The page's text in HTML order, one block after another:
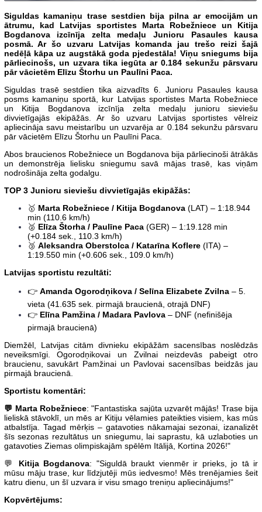
Siguldas kamaniņu trase sestdien bija pilna ar emocijām un
ātrumu, kad Latvijas sportistes Marta Robežniece un Kitija
Bogdanova izcīnīja zelta medaļu Junioru Pasaules kausa
posmā. Ar šo uzvaru Latvijas komanda jau trešo reizi šajā
nedēļā kāpa uz augstākā goda pjedestāla! Viņu sniegums bija
pārliecinošs, un uzvara tika iegūta ar 0.184 sekunžu pārsvaru
pār vācietēm Elīzu Štorhu un Paulīni Paca.
Siguldas trasē sestdien tika aizvadīts 6. Junioru Pasaules kausa
posms kamaniņu sportā, kur Latvijas sportistes Marta Robežniece
un Kitija Bogdanova izcīnīja zelta medaļu junioru sieviešu
divvietīgajās ekipāžās. Ar šo uzvaru Latvijas sportistes vēlreiz
apliecināja savu meistarību un uzvarēja ar 0.184 sekunžu pārsvaru
pār vācietēm Elīzu Štorhu un Paulīni Paca.
Abos braucienos Robežniece un Bogdanova bija pārliecinoši ātrākās
un demonstrēja lielisku sniegumu savā mājas trasē, kas viņām
nodrošināja zelta godalgu.
TOP 3 Junioru sieviešu divvietīgajās ekipāžās:
🥇 Marta Robežniece / Kitija Bogdanova(LAT) – 1:18.944
min (110.6 km/h)
🥈 Elīza Štorha / Paulīne Paca(GER) – 1:19.128 min
(+0.184 sek., 110.3 km/h)
🥉 Aleksandra Oberstolca / Katarīna Koflere(ITA) –
1:19.550 min (+0.606 sek., 109.0 km/h)
Latvijas sportistu rezultāti:
👉 Amanda Ogorodņikova / Selīna Elizabete Zvilna– 5.
vieta (41.635 sek. pirmajā braucienā, otrajā DNF)
👉 Elīna Pamžina / Madara Pavlova– DNF (nefinišēja
pirmajā braucienā)
Diemžēl, Latvijas citām divnieku ekipāžām sacensības noslēdzās
neveiksmīgi. Ogorodņikovai un Zvilnai neizdevās pabeigt otro
braucienu, savukārt Pamžinai un Pavlovai sacensības beidzās jau
pirmajā braucienā.
Sportistu komentāri:
💬 Marta Robežniece: "Fantastiska sajūta uzvarēt mājās! Trase bija
lieliskā stāvoklī, un mēs ar Kitiju vēlamies pateikties visiem, kas mūs
atbalstīja. Tagad mērķis – gatavoties nākamajai sezonai, izanalizēt
šīs sezonas rezultātus un sniegumu, lai saprastu, kā uzlaboties un
gatavoties Ziemas olimpiskajām spēlēm Itālijā, Kortina 2026!"
💬 Kitija Bogdanova: "Siguldā braukt vienmēr ir prieks, jo tā ir
mūsu māju trase, kur līdzjutēji mūs iedvesmo! Mēs trenējamies šeit
katru dienu, un šī uzvara ir visu smago treniņu apliecinājums!"
Kopvērtējums: